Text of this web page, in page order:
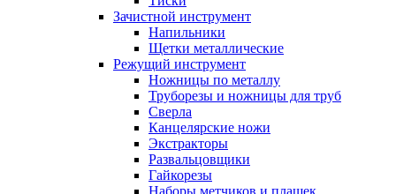
Зачистной инструмент
Напильники
Щетки металлические
Режущий инструмент
Ножницы по металлу
Труборезы и ножницы для труб
Сверла
Канцелярские ножи
Экстракторы
Развальцовщики
Гайкорезы
Наборы метчиков и плашек